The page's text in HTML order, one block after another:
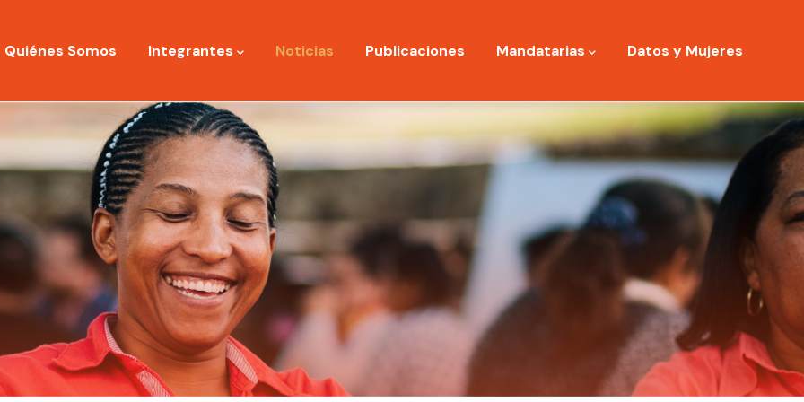
Quiénes Somos Integrantes Noticias Publicaciones Mandatarias Datos y Mujeres